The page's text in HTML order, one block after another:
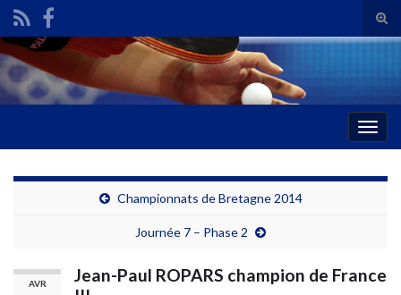
Search for:
Championnats de Bretagne 2014
Journée 7 – Phase 2
AVR
Jean-Paul ROPARS champion de France